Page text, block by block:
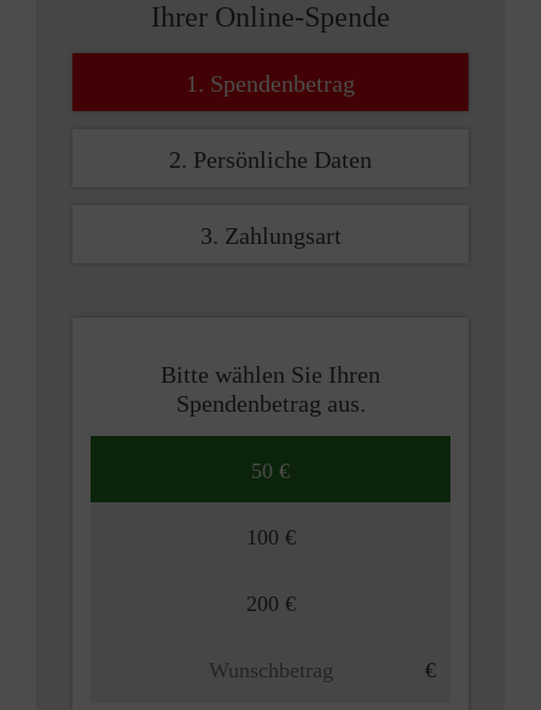
Ihrer Online-Spende
1. Spendenbetrag
2. Persönliche Daten
3. Zahlungsart
Bitte wählen Sie Ihren
Spendenbetrag aus.
50 €
100 €
200 €